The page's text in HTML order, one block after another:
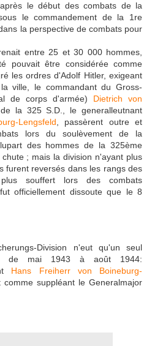
le début des combats de la
le commandement de la 1re
la perspective de combats pour
entre 25 et 30 000 hommes,
pouvait être considérée comme
les ordres d'Adolf Hitler, exigeant
ville, le commandant du Gross-
de corps d'armée) Dietrich von
la 325 S.D., le generalleutnant
Lengsfeld , passèrent outre et
lors du soulèvement de la
des hommes de la 325ème
; mais la division n'ayant plus
furent reversés dans les rangs des
souffert lors des combats
officiellement dissoute que le 8
Division n'eut qu'un seul
: de mai 1943 à août 1944:
Hans Freiherr von Boineburg-
comme suppléant le Generalmajor